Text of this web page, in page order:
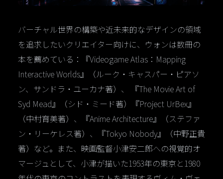
バーチャル世界の構築や近未来的なデザインの領域
を追求したいクリエイター向けに、ウォンは数冊の
本を薦めている：『Videogame Atlas：Mapping
Interactive Worlds』（ルーク・キャスパー・ピアソ
ン、サンドラ・ユーカナ著）、 『The Movie Art of
Syd Mead』（シド・ミード著）『Project UrBex』
（中村育美著）、『Anime Architecture』（ステファ
ン・リーケレス著）、『Tokyo Nobody』（中野正貴
著）など。また、映画監督小津安二郎への視覚的オ
マージュとして、小津が描いた1953年の東京と1980